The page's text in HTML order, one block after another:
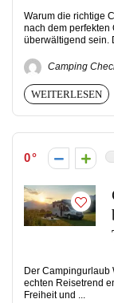
Warum die richtige
nach dem perfekten
überwältigend sein.
Camping
WEITERLESEN
0
Der Campingurlaub
echten Reisetrend
Freiheit und ...